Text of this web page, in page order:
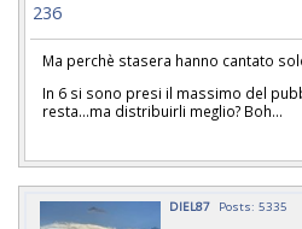
236
Ma perchè stasera hanno cantato
In 6 si sono presi il massimo del
resta...ma distribuirli meglio? Boh...
DIEL87 Posts: 5335